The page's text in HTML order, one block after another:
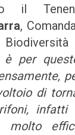
il
,
è per
di
infatti
molto